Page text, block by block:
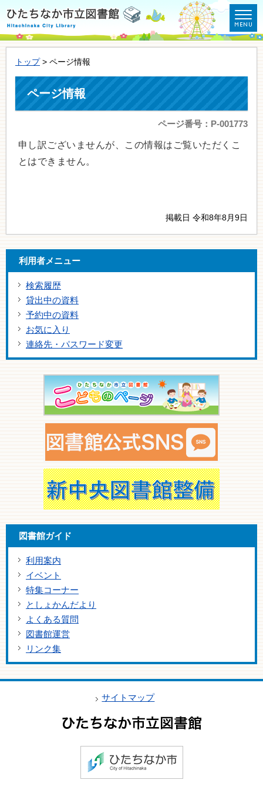
トップ> ページ情報
ページ情報
ページ番号：P-001773
申し訳ございませんが、この情報はご覧いただくこ
とはできません。
掲載日 令和8年8月9日
利用者メニュー
検索履歴
貸出中の資料
予約中の資料
お気に入り
連絡先・パスワード変更
図書館ガイド
利用案内
イベント
特集コーナー
としょかんだより
よくある質問
図書館運営
リンク集
サイトマップ